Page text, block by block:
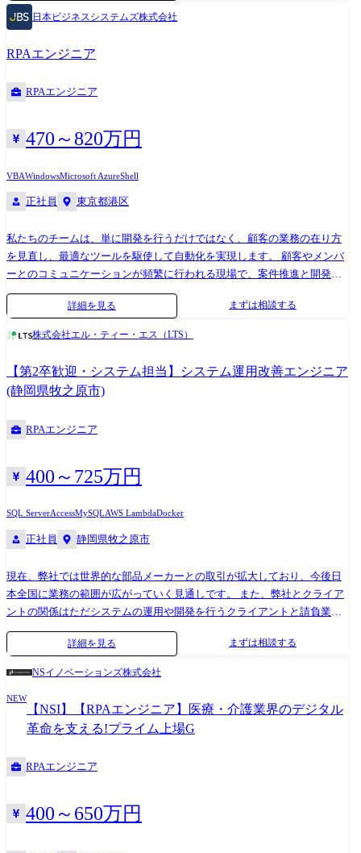
業務改革の実行、システムとしてのデリバリ、成果創出まで一気通貫で
伴走します。 AIエージェントソリューション「つなぎAI」「Dify」に加
BPRや、業務改革コンサルとデジタルBPSを融合した新領域にも挑戦
し、お客様の競争力向上に直結する変革を推進いただきます。 (主な業務
内容) ・お客様の経営課題・業務課題の把握・分析 ・生成AIを活用した
リ ・RPA、AI-OCR、ローコード、生成AI等を活用した業務プロセスの再
設計・最適化・システム開発(ウォーターフォール・アジャイル) ・社
日本ビジネスシステムズ株式会社
RPAエンジニア
RPAエンジニア
470～820万円
VBAWindowsMicrosoft AzureShell
正社員 東京都港区
私たちのチームは、単に開発を行うだけではなく、顧客の業務の在り方
を見直し、最適なツールを駆使して自動化を実現します。 顧客やメンバ
ーとのコミュニケーションが頻繁に行われる現場で、案件推進と開発の
両軸に強みを持つ方にとって最適な環境です。 ■主な業務 ・RPA および
そのほかの周辺ツール(VBA、PowerShell など)を用いた業務自動化支援
・顧客への提案、折衝、メンバーフォロー、意思決定、プロジェクト管
グ、要件定義、スケジュール管理、改善施策の推進 ■使用ツール例 ・
RPA ツール(BizRobo!、Automation 360) ・マイクロソフト製品全般
(Windows 、Azure 、Microsoft 365 、PowerPlatform など) ■勤務環境 在宅
ターバックス コーヒー ジャパン ◆いすゞ自動車
詳細を見る まずは相談する
株式会社エル・ティー・エス（LTS）
【第2卒歓迎・システム担当】システム運用改善エンジニア
(静岡県牧之原市)
RPAエンジニア
400～725万円
SQL ServerAccessMySQLAWS LambdaDocker
正社員 静岡県牧之原市
現在、弊社では世界的な部品メーカーとの取引が拡大しており、今後日
本全国に業務の範囲が広がっていく見通しです。 また、弊社とクライア
ントの関係はただシステムの運用や開発を行うクライアントと請負業者
の関係ではなく、クライアントの悩みや課題の解決、提言までを行う事
業の伴走者のような関係性にあります。 そのため、今回の職種では、IT
の発見、その課題に対する的確な対策を実行していくことが求められま
す。 <担当業務> ・社内システム(PCセットアップの自動化ツール)の機能
の追加・変更・改善やメンテナンス ・データベース(SQL Server・Access)
技術支援やエスカレ対応 ・IT担当者との定例会への参加や依頼への対応
ムなど
詳細を見る まずは相談する
NSイノベーションズ株式会社
NEW
【NSI】【RPAエンジニア】医療・介護業界のデジタル
革命を支える!プライム上場G
RPAエンジニア
400～650万円